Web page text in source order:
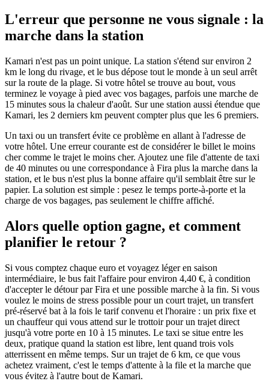
L'erreur que personne ne vous signale : la
marche dans la station
Kamari n'est pas un point unique. La station s'étend sur environ 2
km le long du rivage, et le bus dépose tout le monde à un seul arrêt
sur la route de la plage. Si votre hôtel se trouve au bout, vous
terminez le voyage à pied avec vos bagages, parfois une marche de
15 minutes sous la chaleur d'août. Sur une station aussi étendue que
Kamari, les 2 derniers km peuvent compter plus que les 6 premiers.
Un taxi ou un transfert évite ce problème en allant à l'adresse de
votre hôtel. Une erreur courante est de considérer le billet le moins
cher comme le trajet le moins cher. Ajoutez une file d'attente de taxi
de 40 minutes ou une correspondance à Fira plus la marche dans la
station, et le bus n'est plus la bonne affaire qu'il semblait être sur le
papier. La solution est simple : pesez le temps porte-à-porte et la
charge de vos bagages, pas seulement le chiffre affiché.
Alors quelle option gagne, et comment
planifier le retour ?
Si vous comptez chaque euro et voyagez léger en saison
intermédiaire, le bus fait l'affaire pour environ 4,40 €, à condition
d'accepter le détour par Fira et une possible marche à la fin. Si vous
voulez le moins de stress possible pour un court trajet, un transfert
pré-réservé bat à la fois le tarif convenu et l'horaire : un prix fixe et
un chauffeur qui vous attend sur le trottoir pour un trajet direct
jusqu'à votre porte en 10 à 15 minutes. Le taxi se situe entre les
deux, pratique quand la station est libre, lent quand trois vols
atterrissent en même temps. Sur un trajet de 6 km, ce que vous
achetez vraiment, c'est le temps d'attente à la file et la marche que
vous évitez à l'autre bout de Kamari.